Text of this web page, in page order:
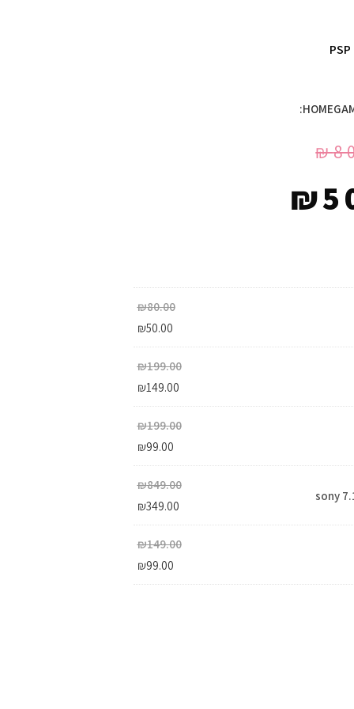
PSP
₪
₪
₪80.00
₪50.00
₪199.00
₪149.00
₪199.00
₪99.00
sony
₪849.00
₪349.00
₪149.00
₪99.00